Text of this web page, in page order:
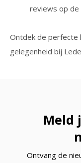
reviews op de
Ontdek de perfecte
gelegenheid bij
Meld
Ontvang de